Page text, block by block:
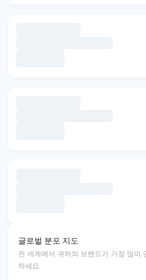
글로벌 분포 지도
전 세계에서 귀하의 브랜드가 가장 많이
하세요.